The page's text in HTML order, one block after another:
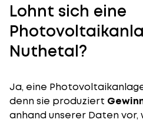
Lohnt sich eine
Nuthetal?
Ja, eine
denn sie produziert
anhand unserer Daten vor,